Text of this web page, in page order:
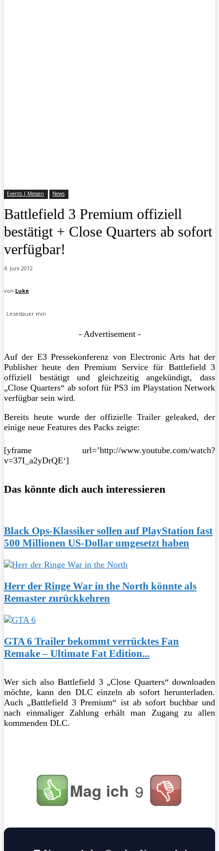
Events | Messen News
Battlefield 3 Premium offiziell
bestätigt + Close Quarters ab sofort
verfügbar!
4. Juni 2012
von Luke
Lesedauer min.
- Advertisement -
Auf der E3 Pressekonferenz von Electronic Arts hat der
Publisher heute den Premium Service für Battlefield 3
offiziell bestätigt und gleichzeitig angekündigt, dass
„Close Quarters“ ab sofort für PS3 im Playstation Network
verfügbar sein wird.
Bereits heute wurde der offizielle Trailer geleaked, der
einige neue Features des Packs zeigte:
[yframe url=’http://www.youtube.com/watch?
v=37I_a2yDrQE‘]
Das könnte dich auch interessieren
Black Ops-Klassiker sollen auf PlayStation fast
500 Millionen US-Dollar umgesetzt haben
Herr der Ringe War in the North könnte als
Remaster zurückkehren
GTA 6 Trailer bekommt verrücktes Fan
Remake – Ultimate Fat Edition...
Wer sich also Battlefield 3 „Close Quarters“ downloaden
möchte, kann den DLC einzeln ab sofort herunterladen.
Auch „Battlefield 3 Premium“ ist ab sofort buchbar und
nach einmaliger Zahlung erhält man Zugang zu allen
kommenden DLC.
Mag ich 9